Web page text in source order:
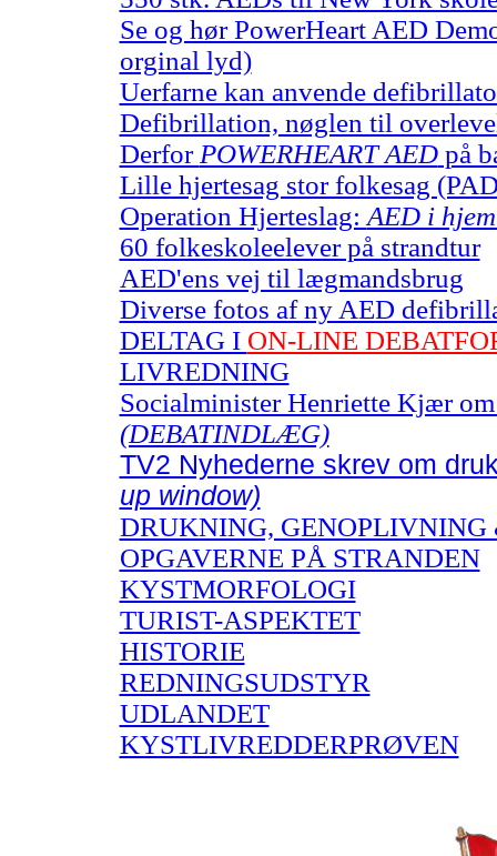
Se og hør PowerHeart AED
orginal lyd)
Uerfarne kan anvende
Defibrillation, nøglen til
Derfor POWERHEART AEDpå
Lille hjertesag stor folkesag
Operation Hjerteslag: AED i
60 folkeskoleelever på strandtur
AED'ens vej til lægmandsbrug
Diverse fotos af ny AED
DELTAG I ON-LINE
LIVREDNING
Socialminister Henriette Kjær
(DEBATINDLÆG)
TV2 Nyhederne skrev om
up window)
DRUKNING,
OPGAVERNE PÅ STRANDEN
KYSTMORFOLOGI
TURIST-ASPEKTET
HISTORIE
REDNINGSUDSTYR
UDLANDET
KYSTLIVREDDERPRØVEN